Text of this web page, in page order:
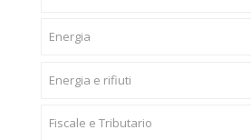
Energia
Energia e rifiuti
Fiscale e Tributario